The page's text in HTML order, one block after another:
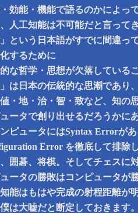
効能・機能で語るのかによっ
人工知能は不可能だと言って
という日本語がすでに間違っ
するために
的な哲学・思想が欠落している
は日本の伝統的な思潮であり
・地・治・智・致など、知の
ータで創り出せるだろうかに
ピュータにはSyntax Errorが
Error を徹底して排除
囲碁、将棋。そしてチェスに
ータの勝敗はコンピュータが
能はもはや完成の射程距離が
は大嘘だと断定しておきます